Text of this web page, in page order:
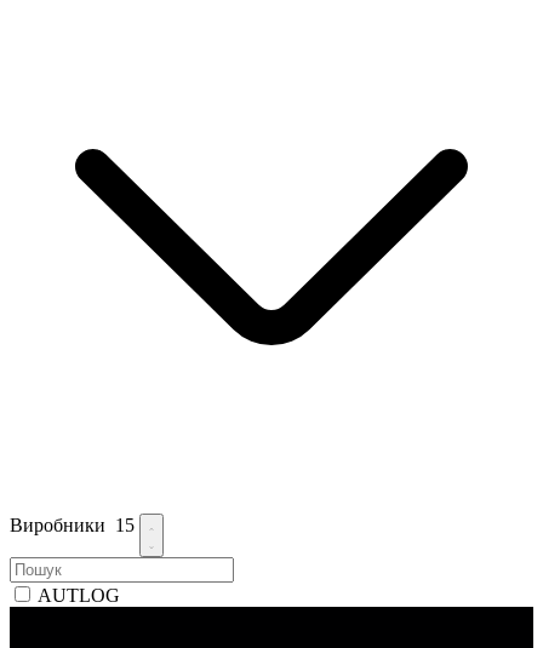
Виробники 15
AUTLOG